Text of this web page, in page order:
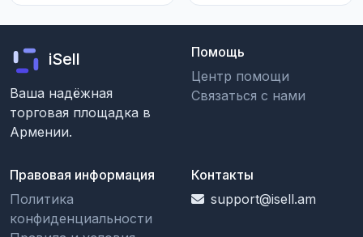
iSell
Ваша надёжная
торговая площадка в
Армении.
Помощь
Центр помощи
Связаться с нами
Правовая информация
Политика
конфиденциальности
Контакты
support@isell.am